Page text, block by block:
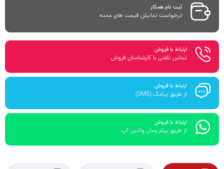
ثبت نام همکار
درخواست نمایش قیمت های عمده
ارتباط با فروش
تماس تلفنی با کارشناسان فروش
ارتباط با فروش
از طریق پیامک (SMS)
ارتباط با فروش
از طریق پیام رسان واتس آپ